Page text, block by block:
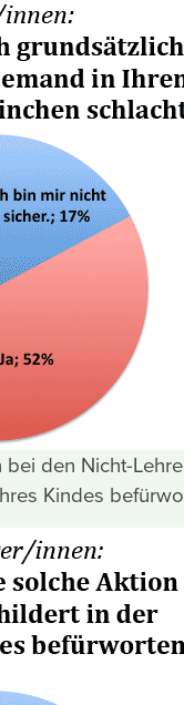
den Nicht-
Kindes